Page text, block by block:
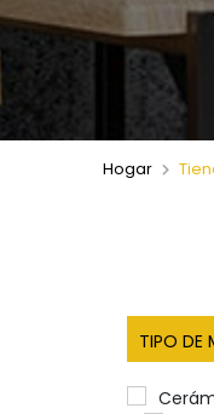
Hogar
TIPO DE